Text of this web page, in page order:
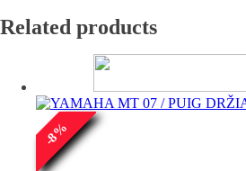
Related products
-
8
%